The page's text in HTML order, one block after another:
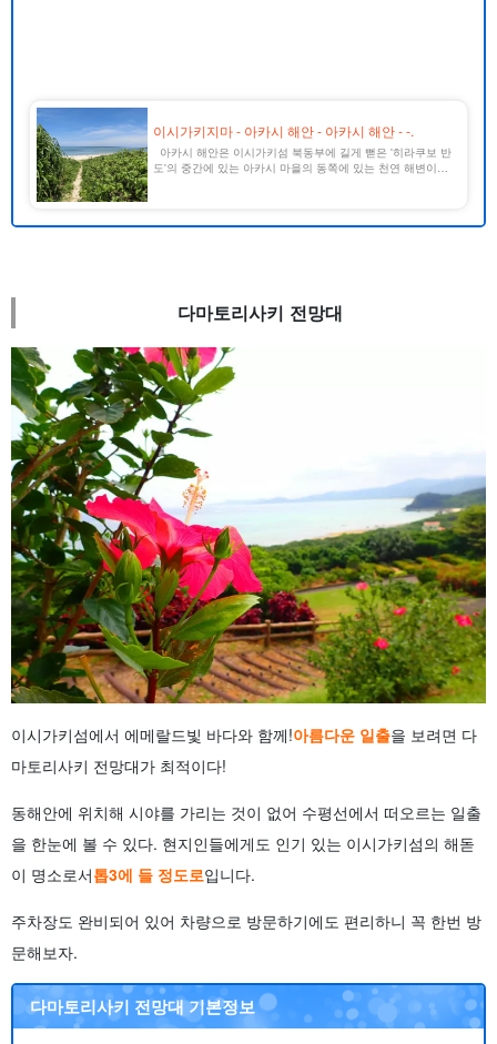
이시가키지마 - 아카시 해안 - 아카시 해안 - -.
아카시 해안은 이시가키섬 북동부에 길게 뻗은 '히라쿠보 반
도'의 중간에 있는 아카시 마을의 동쪽에 있는 천연 해변이다.
다마토리사키 전망대
이시가키섬에서 에메랄드빛 바다와 함께!아름다운 일출을 보려면 다
마토리사키 전망대가 최적이다!
동해안에 위치해 시야를 가리는 것이 없어 수평선에서 떠오르는 일출
을 한눈에 볼 수 있다. 현지인들에게도 인기 있는 이시가키섬의 해돋
이 명소로서톱3에 들 정도로입니다.
주차장도 완비되어 있어 차량으로 방문하기에도 편리하니 꼭 한번 방
문해보자.
다마토리사키 전망대 기본정보